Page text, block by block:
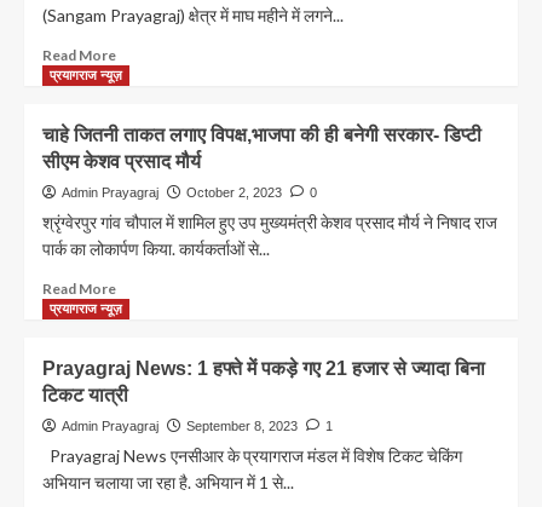
हो
एयरपोर्ट
क्या
रहेगा
(Sangam Prayagraj) क्षेत्र में माघ महीने में लगने...
Read MoreRead
more
Air
Show:
आस्था
पर
देशभक्ति
प्रयागराज न्यूज़
चाहे जितनी ताकत लगाए विपक्ष,भाजपा की ही बनेगी सरकार- डिप्टी
सीएम केशव प्रसाद मौर्य
Admin Prayagraj October 2, 2023 0
श्रृंग्वेरपुर गांव चौपाल में शामिल हुए उप मुख्यमंत्री केशव प्रसाद मौर्य ने निषाद राज
पार्क का लोकार्पण किया. कार्यकर्ताओं से...
Read MoreRead
more
जितनी
ताकत
लगाए
की
ही
प्रयागराज न्यूज़
Prayagraj News: 1 हफ्ते में पकड़े गए 21 हजार से ज्यादा बिना
टिकट यात्री
Admin Prayagraj September 8, 2023 1
Prayagraj News एनसीआर के प्रयागराज मंडल में विशेष टिकट चेकिंग
अभियान चलाया जा रहा है. अभियान में 1 से...